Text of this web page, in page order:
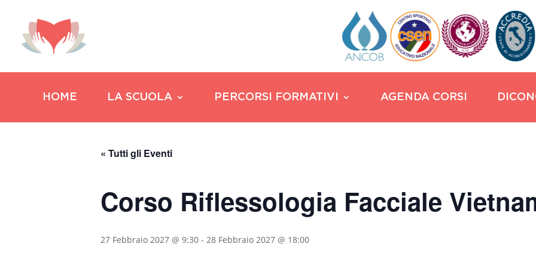
HOME LA SCUOLA PERCORSI FORMATIVI AGENDA CORSI
« Tutti gli Eventi
Corso Riflessologia Facciale
27 Febbraio 2027 @ 9:30 - 28 Febbraio 2027 @ 18:00